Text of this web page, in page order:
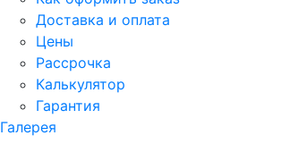
Доставка и оплата
Цены
Рассрочка
Калькулятор
Гарантия
Галерея